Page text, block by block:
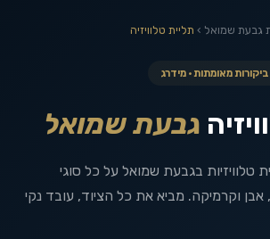
גבעת שמואל › תליית טלוויזיה
גבעת שמואל
טלוויזיות בגבעת שמואל על כל סוגי
אבן וקרמיקה. מביא את כל הציוד, עובד נקי